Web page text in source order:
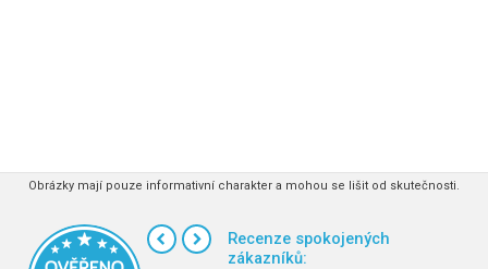
Obrázky mají pouze informativní charakter a mohou se lišit od skutečnosti.
Recenze spokojených
zákazníků: